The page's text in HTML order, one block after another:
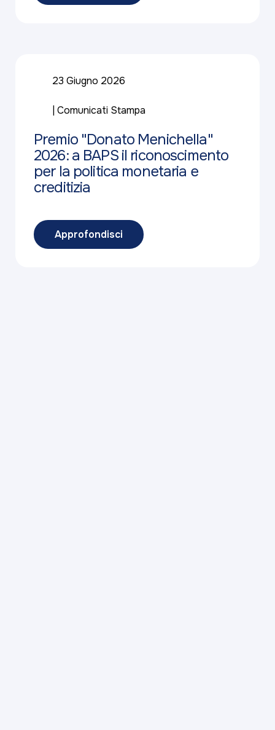
23 Giugno 2026
Comunicati Stampa
Premio "Donato Menichella"
2026: a BAPS il riconoscimento
per la politica monetaria e
creditizia
Approfondisci